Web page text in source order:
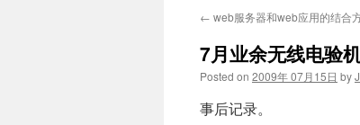
← web服务器和web应用的结合
7月业余无线电验
Posted on 2009年 07月15日 by
事后记录。